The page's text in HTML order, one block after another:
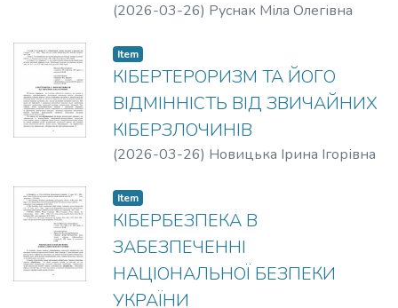
(2026-03-26) Руснак Міла Олегівна
Item
КІБЕРТЕРОРИЗМ ТА ЙОГО
ВІДМІННІСТЬ ВІД ЗВИЧАЙНИХ
КІБЕРЗЛОЧИНІВ
(2026-03-26) Новицька Ірина Ігорівна
Item
КІБЕРБЕЗПЕКА В
ЗАБЕЗПЕЧЕННІ
НАЦІОНАЛЬНОЇ БЕЗПЕКИ
УКРАЇНИ